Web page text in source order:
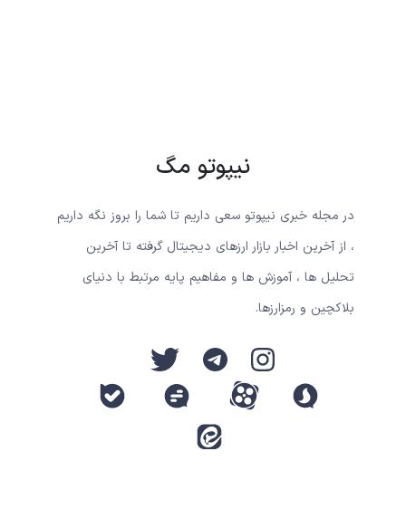
نیپوتو مگ
در مجله خبری نیپوتو سعی داریم تا شما را بروز نگه داریم
، از آخرین اخبار بازار ارزهای دیجیتال گرفته تا آخرین
تحلیل ها ، آموزش ها و مفاهیم پایه مرتبط با دنیای
بلاکچین و رمزارزها.